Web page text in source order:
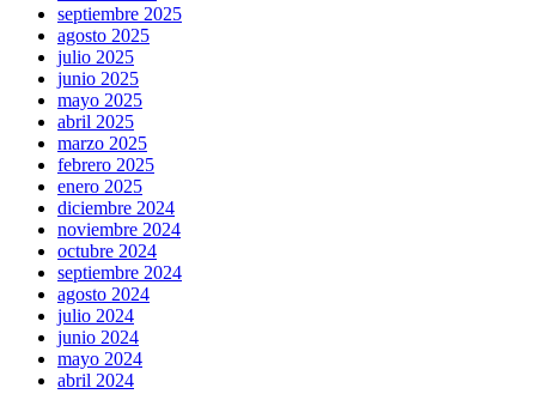
septiembre 2025
agosto 2025
julio 2025
junio 2025
mayo 2025
abril 2025
marzo 2025
febrero 2025
enero 2025
diciembre 2024
noviembre 2024
octubre 2024
septiembre 2024
agosto 2024
julio 2024
junio 2024
mayo 2024
abril 2024